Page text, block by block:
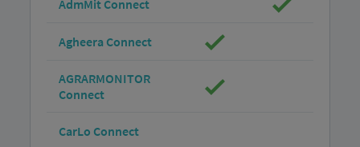
AdmMit Connect
Agheera Connect
AGRARMONITOR
Connect
CarLo Connect